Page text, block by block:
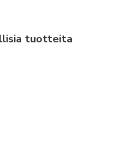
tuotteita